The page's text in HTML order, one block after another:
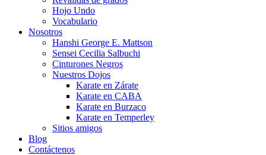
Hojo Undo
Vocabulario
Nosotros
Hanshi George E. Mattson
Sensei Cecilia Salbuchi
Cinturones Negros
Nuestros Dojos
Karate en Zárate
Karate en CABA
Karate en Burzaco
Karate en Temperley
Sitios amigos
Blog
Contáctenos